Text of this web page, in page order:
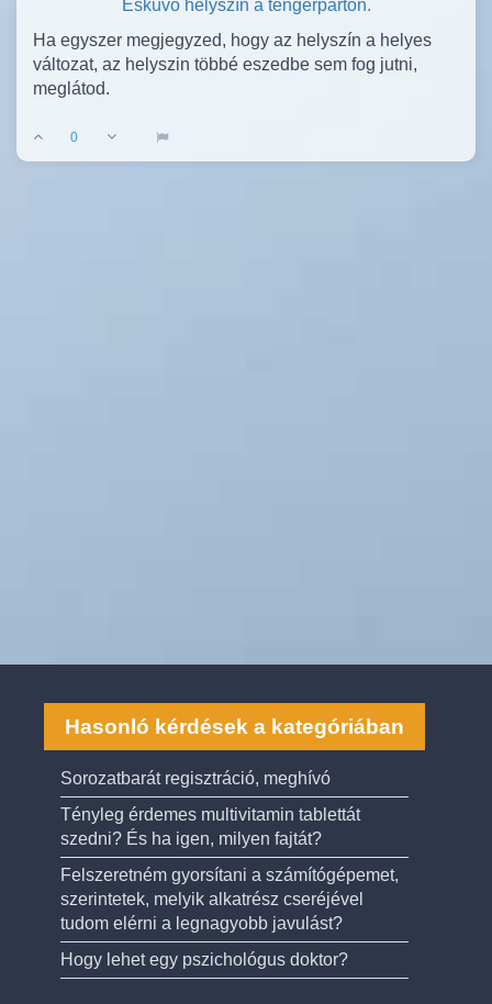
Esküvő helyszín a tengerparton.
Ha egyszer megjegyzed, hogy az helyszín a helyes
változat, az helyszin többé eszedbe sem fog jutni,
meglátod.
0
Hasonló kérdések a kategóriában
Sorozatbarát regisztráció, meghívó
Tényleg érdemes multivitamin tablettát
szedni? És ha igen, milyen fajtát?
Felszeretném gyorsítani a számítógépemet,
szerintetek, melyik alkatrész cseréjével
tudom elérni a legnagyobb javulást?
Hogy lehet egy pszichológus doktor?